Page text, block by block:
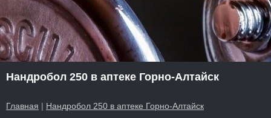
Нандробол 250 в аптеке Горно-Алтайск
Главная | Нандробол 250 в аптеке Горно-Алтайск